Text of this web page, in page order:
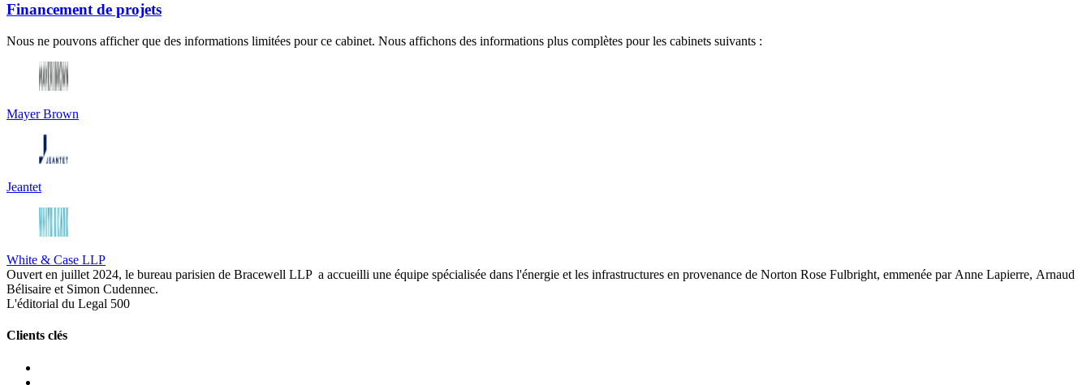
Financement de projets
Nous ne pouvons afficher que des informations limitées pour ce cabinet. Nous affichons des informations plus complètes pour les cabinets suivants :
Mayer Brown
Jeantet
White & Case LLP
Ouvert en juillet 2024, le bureau parisien de Bracewell LLP a accueilli une équipe spécialisée dans l'énergie et les infrastructures en provenance de Norton Rose Fulbright, emmenée par Anne Lapierre, Arnaud
Bélisaire et Simon Cudennec.
L'éditorial du Legal 500
Clients clés